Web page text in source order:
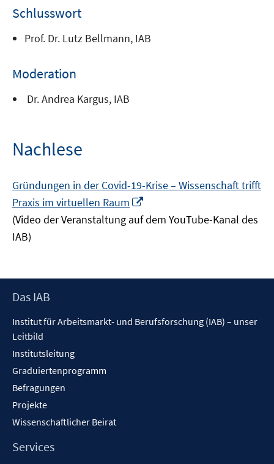
Schlusswort
Prof. Dr. Lutz Bellmann, IAB
Moderation
Dr. Andrea Kargus, IAB
Nachlese
Gründungen in der Covid-19-Krise – Wissenschaft trifft
Praxis im virtuellen Raum
neuem
(Video der Veranstaltung auf dem YouTube-Kanal des
IAB)
Footer
Das IAB
Institut für Arbeitsmarkt- und Berufsforschung (IAB) – unser
Leitbild
Institutsleitung
Graduiertenprogramm
Befragungen
Projekte
Wissenschaftlicher Beirat
Services